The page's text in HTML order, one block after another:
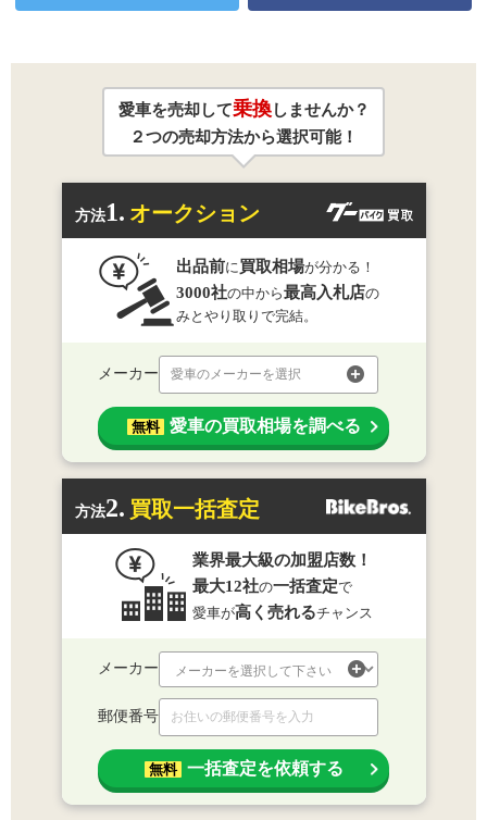
愛車を売却して乗換しませんか？
２つの売却方法から選択可能！
方法1. オークション
出品前に 買取相場が分かる！
3000社の中から最高入札店の
みとやり取りで完結。
メーカー 愛車のメーカーを選択
無料 愛車の買取相場を調べる
方法2. 買取一括査定
業界最大級の加盟店数！
最大12社の一括査定で
愛車が高く売れるチャンス
メーカー
郵便番号
無料 一括査定を依頼する